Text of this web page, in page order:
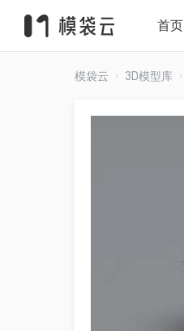
首页
模袋云 3D模型库